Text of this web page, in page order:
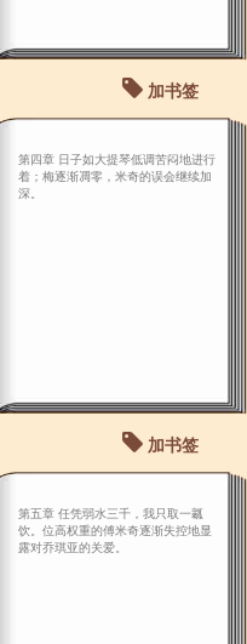
加书签
第四章 日子如大提琴低调苦闷地进行
着；梅逐渐凋零，米奇的误会继续加
深。
加书签
第五章 任凭弱水三千，我只取一瓤
饮。位高权重的傅米奇逐渐失控地显
露对乔琪亚的关爱。